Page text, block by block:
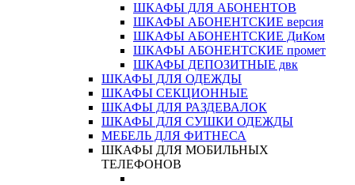
ШКАФЫ ДЛЯ АБОНЕНТОВ
ШКАФЫ АБОНЕНТСКИЕ версия
ШКАФЫ АБОНЕНТСКИЕ ДиКом
ШКАФЫ АБОНЕНТСКИЕ промет
ШКАФЫ ДЕПОЗИТНЫЕ двк
ШКАФЫ ДЛЯ ОДЕЖДЫ
ШКАФЫ СЕКЦИОННЫЕ
ШКАФЫ ДЛЯ РАЗДЕВАЛОК
ШКАФЫ ДЛЯ СУШКИ ОДЕЖДЫ
МЕБЕЛЬ ДЛЯ ФИТНЕСА
ШКАФЫ ДЛЯ МОБИЛЬНЫХ
ТЕЛЕФОНОВ